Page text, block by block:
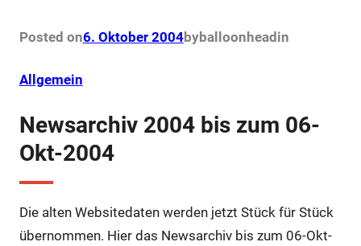
Posted on6. Oktober 2004byballoonhead in
Allgemein
Newsarchiv 2004 bis zum 06-
Okt-2004
Die alten Websitedaten werden jetzt Stück für Stück
übernommen. Hier das Newsarchiv bis zum 06-Okt-